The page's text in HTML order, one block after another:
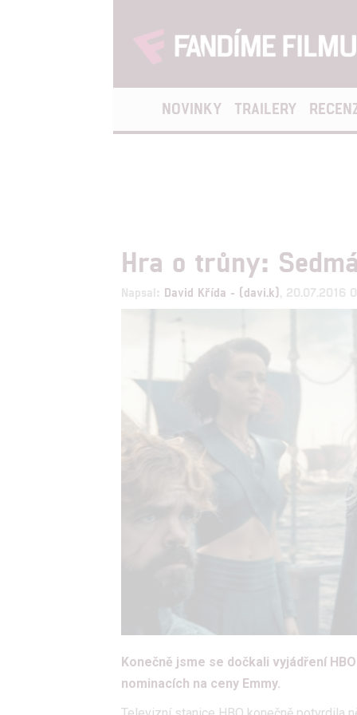
NOVINKY TRAILERY
Hra o trůny:
Napsal: David Křída - (davi.k) , 20.07.2016
Konečně jsme se dočkali vyjádření
nominacích na ceny Emmy.